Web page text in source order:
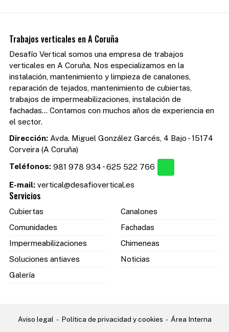
Trabajos verticales en A Coruña
Desafío Vertical somos una empresa de trabajos
verticales en A Coruña. Nos especializamos en la
instalación, mantenimiento y limpieza de canalones,
reparación de tejados, mantenimiento de cubiertas,
trabajos de impermeabilizaciones, instalación de
fachadas... Contamos con muchos años de experiencia en
el sector.
Dirección: Avda. Miguel González Garcés, 4 Bajo - 15174
Corveira (A Coruña)
Teléfonos: 981 978 934 -625 522 766
E-mail: vertical@desafiovertical.es
Servicios
Cubiertas
Canalones
Comunidades
Fachadas
Impermeabilizaciones
Chimeneas
Soluciones antiaves
Noticias
Galería
Aviso legal - Política de privacidad y cookies - Área Interna